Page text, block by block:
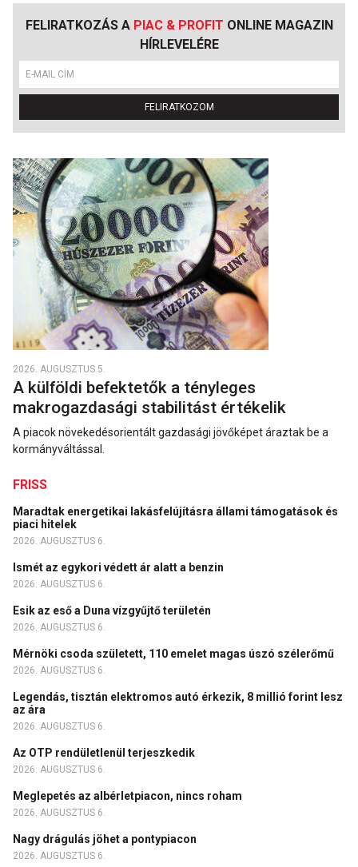
FELIRATKOZÁS A PIAC & PROFIT ONLINE MAGAZIN
HÍRLEVELÉRE
FELIRATKOZOM
2026. AUGUSZTUS 5.
A külföldi befektetők a tényleges
makrogazdasági stabilitást értékelik
A piacok növekedésorientált gazdasági jövőképet áraztak be a
kormányváltással.
FRISS
Maradtak energetikai lakásfelújításra állami támogatások és
piaci hitelek
2026. AUGUSZTUS 6.
Ismét az egykori védett ár alatt a benzin
2026. AUGUSZTUS 6.
Esik az eső a Duna vízgyűjtő területén
2026. AUGUSZTUS 6.
Mérnöki csoda született, 110 emelet magas úszó szélerőmű
2026. AUGUSZTUS 6.
Legendás, tisztán elektromos autó érkezik, 8 millió forint lesz
az ára
2026. AUGUSZTUS 6.
Az OTP rendületlenül terjeszkedik
2026. AUGUSZTUS 6.
Meglepetés az albérletpiacon, nincs roham
2026. AUGUSZTUS 6.
Nagy drágulás jöhet a pontypiacon
2026. AUGUSZTUS 6.